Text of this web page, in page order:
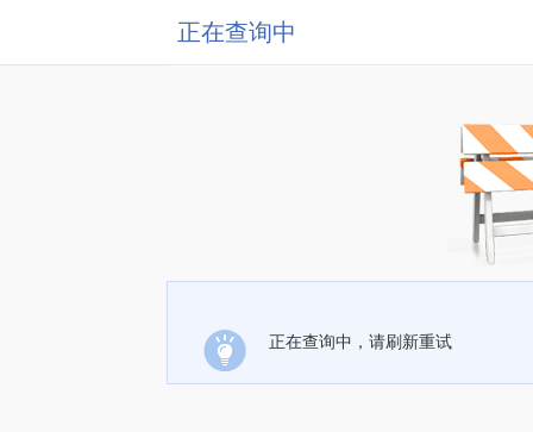
正在查询中
正在查询中，请刷新重试